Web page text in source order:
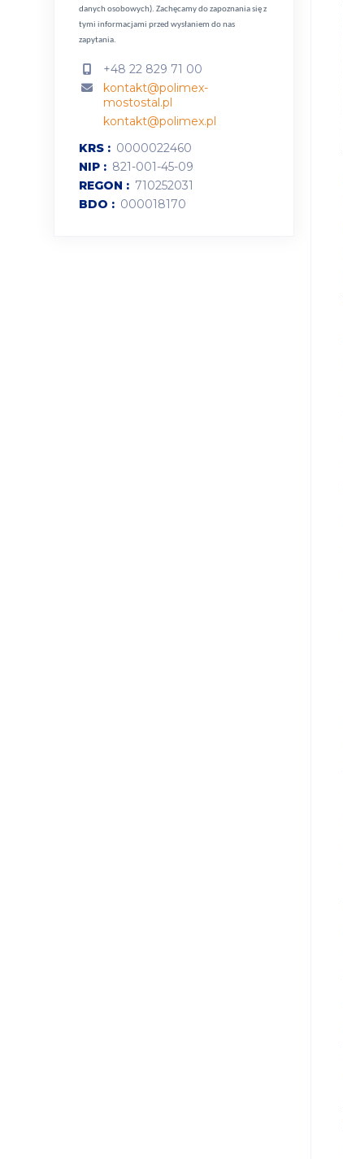
danych osobowych). Zachęcamy do zapoznania się z
tymi informacjami przed wysłaniem do nas
zapytania.
+48 22 829 71 00
kontakt@polimex-
mostostal.pl
kontakt@polimex.pl
KRS
0000022460
NIP
821-001-45-09
REGON
710252031
BDO
000018170